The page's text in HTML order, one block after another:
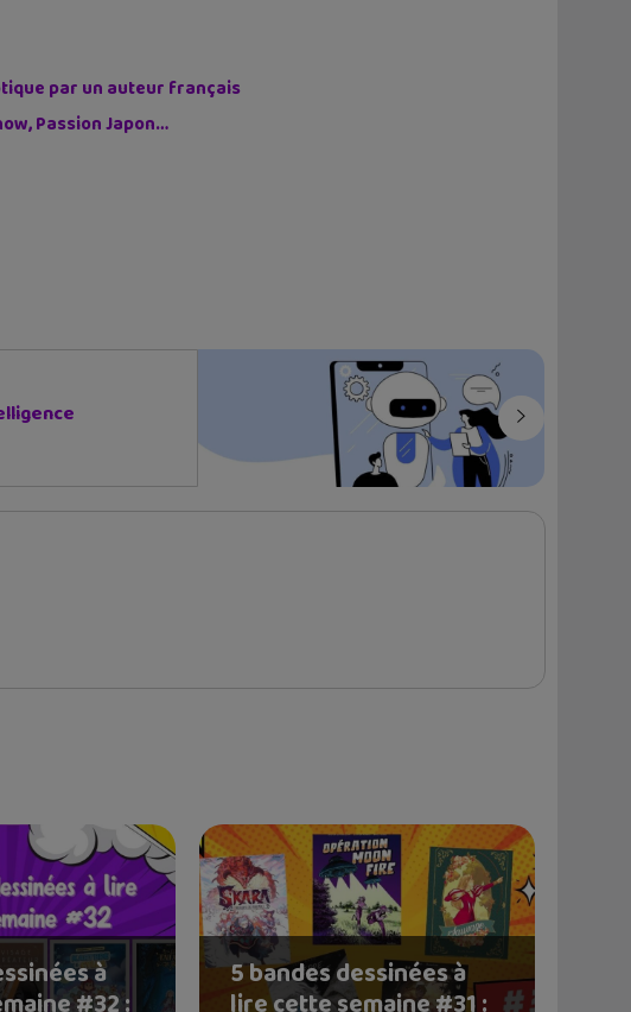
par un auteur français
Passion Japon…
à 5 bandes dessinées à